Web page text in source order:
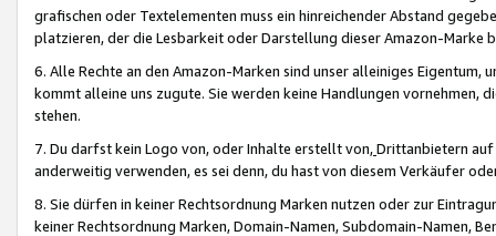
grafischen oder Textelementen muss ein hinreichender Abstand
platzieren, der die Lesbarkeit oder Darstellung dieser Amazon-Marke
6. Alle Rechte an den Amazon-Marken sind unser alleiniges
kommt alleine uns zugute. Sie werden keine Handlungen vornehmen,
stehen.
7. Du darfst kein Logo von, oder Inhalte erstellt von,Drittanbietern auf
anderweitig verwenden, es sei denn, du hast von diesem Verkäufer
8. Sie dürfen in keiner Rechtsordnung Marken nutzen oder zur
keiner Rechtsordnung Marken, Domain-Namen, Subdomain-Namen,